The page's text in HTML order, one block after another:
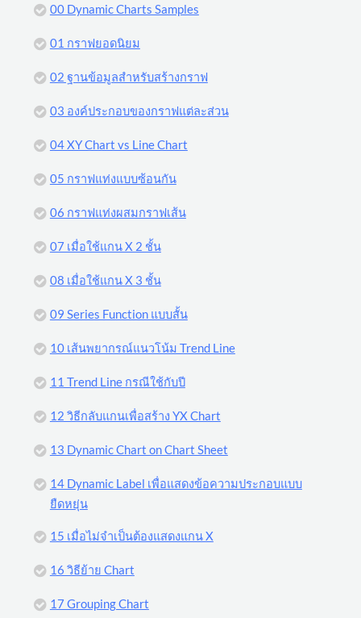
00 Dynamic Charts Samples
01 กราฟยอดนิยม
02 ฐานข้อมูลสำหรับสร้างกราฟ
03 องค์ประกอบของกราฟแต่ละส่วน
04 XY Chart vs Line Chart
05 กราฟแท่งแบบซ้อนกัน
06 กราฟแท่งผสมกราฟเส้น
07 เมื่อใช้แกน X 2 ชั้น
08 เมื่อใช้แกน X 3 ชั้น
09 Series Function แบบสั้น
10 เส้นพยากรณ์แนวโน้ม Trend Line
11 Trend Line กรณีใช้กับปี
12 วิธีกลับแกนเพื่อสร้าง YX Chart
13 Dynamic Chart on Chart Sheet
14 Dynamic Label เพื่อแสดงข้อความประกอบแบบ
ยืดหยุ่น
15 เมื่อไม่จำเป็นต้องแสดงแกน X
16 วิธีย้าย Chart
17 Grouping Chart